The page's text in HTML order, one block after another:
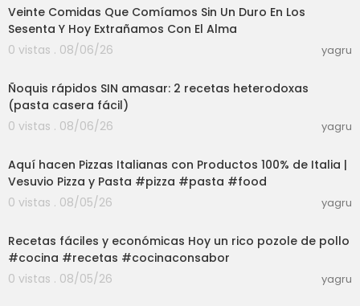
Veinte Comidas Que Comíamos Sin Un Duro En Los
Sesenta Y Hoy Extrañamos Con El Alma
0 vistas . 08/06/26
yagru
Ñoquis rápidos SIN amasar: 2 recetas heterodoxas
(pasta casera fácil)
0 vistas . 08/06/26
yagru
Aquí hacen Pizzas Italianas con Productos 100% de Italia |
Vesuvio Pizza y Pasta #pizza #pasta #food
0 vistas . 08/05/26
yagru
Recetas fáciles y económicas Hoy un rico pozole de pollo
#cocina #recetas #cocinaconsabor
0 vistas . 08/05/26
yagru